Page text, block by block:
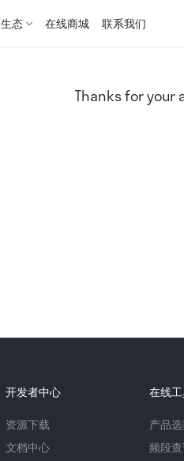
生态 在线商城 联系我们
Thanks for your
开发者中心
资源下载
文档中心
在线
产品
频段